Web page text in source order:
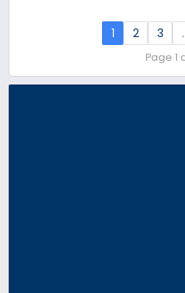
1 2 3
Page 1